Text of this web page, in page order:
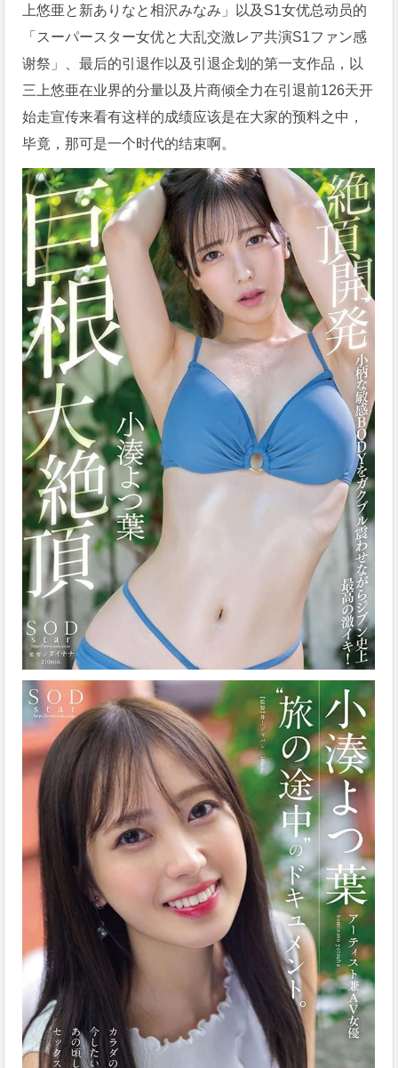
上悠亜と新ありなと相沢みなみ」以及S1女优总动员的
「スーパースター女优と大乱交激レア共演S1ファン感
谢祭」、最后的引退作以及引退企划的第一支作品，以
三上悠亜在业界的分量以及片商倾全力在引退前126天开
始走宣传来看有这样的成绩应该是在大家的预料之中，
毕竟，那可是一个时代的结束啊。